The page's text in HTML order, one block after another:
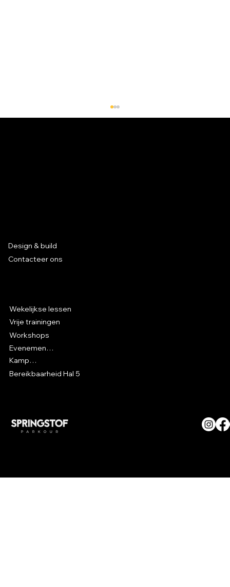
park in Sint-Katelijne-Waver
Wekelijkse lessen
Vrije trainingen
Workshops
Evenementen
Kampen
Bereikbaarheid Hal 5
Design & build
Contacteer ons